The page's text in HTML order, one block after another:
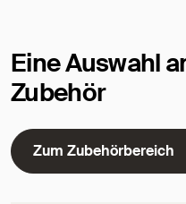
Eine Auswahl
Zubehör
Zum Zubehörbereich